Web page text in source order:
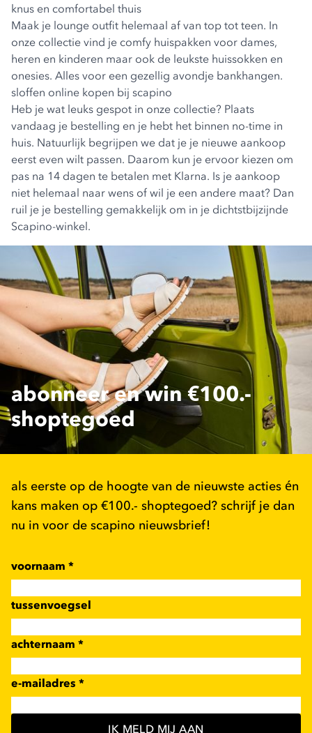
knus en comfortabel thuis
Maak je lounge outfit helemaal af van top tot teen. In
onze collectie vind je comfy huispakken voor dames,
heren en kinderen maar ook de leukste huissokken en
onesies. Alles voor een gezellig avondje bankhangen.
sloffen online kopen bij scapino
Heb je wat leuks gespot in onze collectie? Plaats
vandaag je bestelling en je hebt het binnen no-time in
huis. Natuurlijk begrijpen we dat je je nieuwe aankoop
eerst even wilt passen. Daarom kun je ervoor kiezen om
pas na 14 dagen te betalen met Klarna. Is je aankoop
niet helemaal naar wens of wil je een andere maat? Dan
ruil je je bestelling gemakkelijk om in je dichtstbijzijnde
Scapino-winkel.
abonneer en win €100.-
shoptegoed
als eerste op de hoogte van de nieuwste acties én
kans maken op €100.- shoptegoed? schrijf je dan
nu in voor de scapino nieuwsbrief!
voornaam *
tussenvoegsel
achternaam *
e-mailadres *
IK MELD MIJ AAN